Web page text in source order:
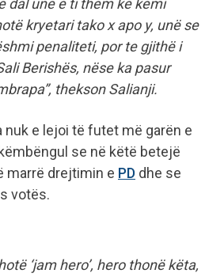
dal unë e ti them kë kemi
kryetari tako x apo y, unë se
penaliteti, por te gjithë i
Berishës, nëse ka pasur
”, thekson Salianji.
nuk e lejoi të futet më garën e
se në këtë betejë
marrë drejtimin e PD dhe se
votës.
‘jam hero’, hero thonë këta,